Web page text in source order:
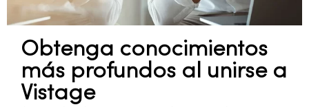
Obtenga conocimientos
más profundos al unirse a
Vistage